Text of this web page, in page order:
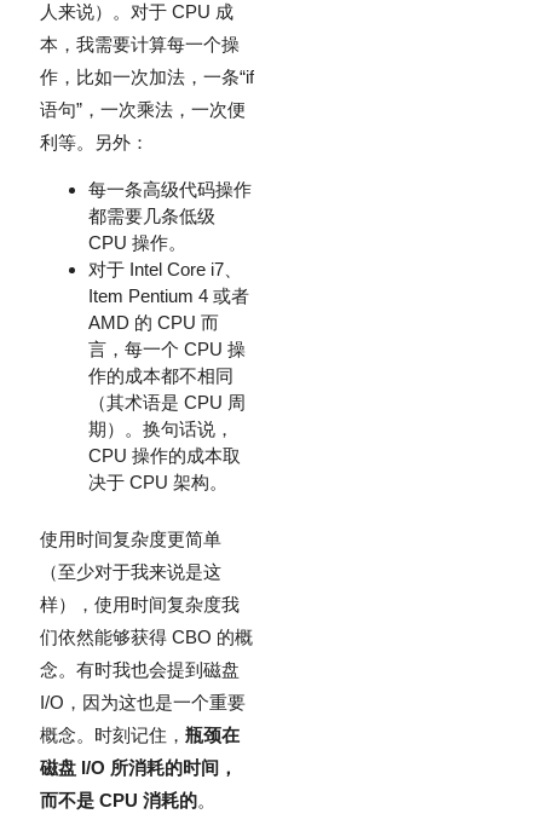
人来说）。对于 CPU 成
本，我需要计算每一个操
作，比如一次加法，一条“if
语句”，一次乘法，一次便
利等。另外：
每一条高级代码操作
都需要几条低级
CPU 操作。
对于 Intel Core i7、
Item Pentium 4 或者
AMD 的 CPU 而
言，每一个 CPU 操
作的成本都不相同
（其术语是 CPU 周
期）。换句话说，
CPU 操作的成本取
决于 CPU 架构。
使用时间复杂度更简单
（至少对于我来说是这
样），使用时间复杂度我
们依然能够获得 CBO 的概
念。有时我也会提到磁盘
I/O，因为这也是一个重要
概念。时刻记住， 瓶颈在
磁盘 I/O 所消耗的时间，
而不是 CPU 消耗的。